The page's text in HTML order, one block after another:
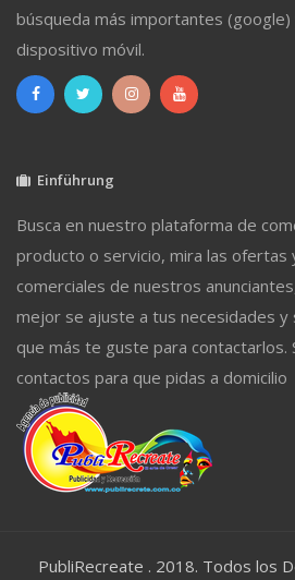
búsqueda más importantes
dispositivo móvil.
Einführung
Busca en nuestro plataforma de
producto o servicio, mira las ofertas
comerciales de nuestros
mejor se ajuste a tus necesidades y
que más te guste para contactarlos.
contactos para que pidas a domicilio
PubliRecreate . 2018. Todos los